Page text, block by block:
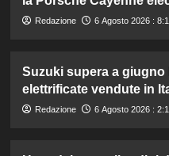
Redazione 6 Agosto 2026 :
Suzuki supera a giugno
elettrificate vendute in
Redazione 6 Agosto 2026 :